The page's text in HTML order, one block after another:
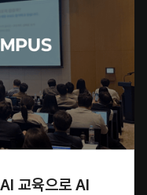
교육으로 AI